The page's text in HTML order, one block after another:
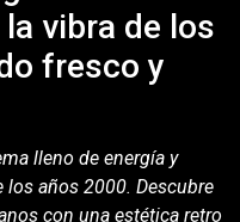
vibra de los
fresco y
lleno de energía y
años 2000. Descubre
con una estética retro